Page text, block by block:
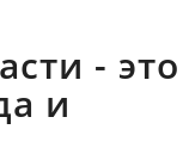
- это
и